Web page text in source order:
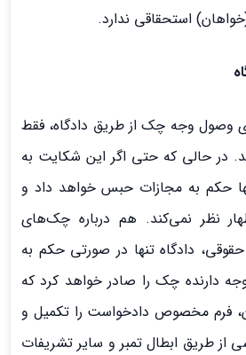
استحقاقی ندارد.
وصول وجه چک از طریق دادگاه، فقط
در حالی که حتی اگر این شکایت به
حکم به مجازات حبس خواهد داد و
نظر نمی‌کند. هم درباره چک‌های
دادگاه تنها در صورتی حکم به
دارنده چک را صادر خواهد کرد که
فرم مخصوص دادخواست را تکمیل و
از طریق ابطال تمبر و سایر تشریفات